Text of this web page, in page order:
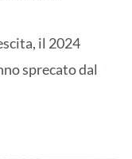
il 2024
sprecato dal